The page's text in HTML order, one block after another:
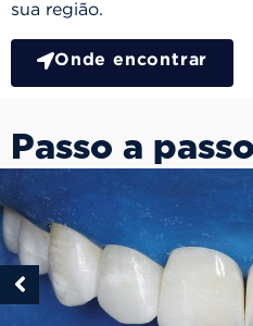
sua região.
Onde encontrar
Passo a passo